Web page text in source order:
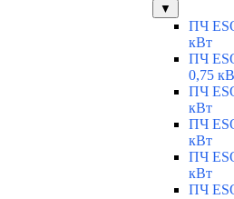
▼
ПЧ
кВт
ПЧ
0,75
ПЧ
кВт
ПЧ
кВт
ПЧ
кВт
ПЧ